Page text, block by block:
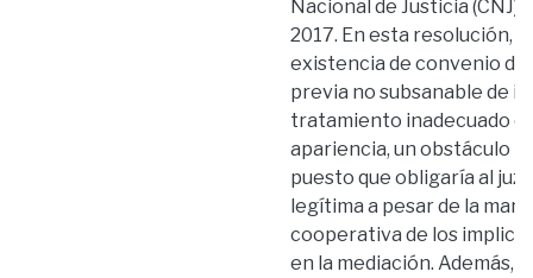
Nacional de Justicia (CNJ)
2017. En esta resolución,
existencia de convenio
previa no subsanable de
tratamiento inadecuado
apariencia, un obstáculo
puesto que obligaría al
legítima a pesar de la
cooperativa de los
en la mediación. Además,